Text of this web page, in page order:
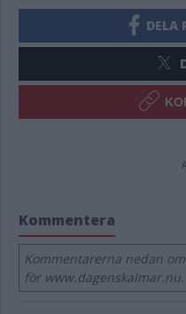
DELA
Kommentera
Kommentarerna nedan
för www.dagenskalmar.nu.